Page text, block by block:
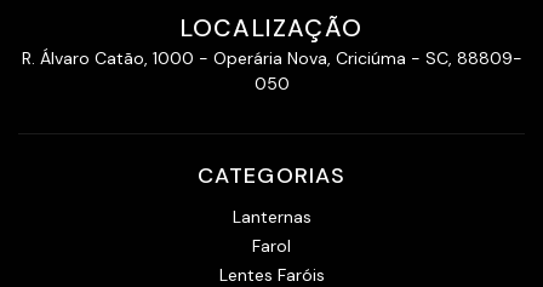
LOCALIZAÇÃO
R. Álvaro Catão, 1000 - Operária Nova, Criciúma - SC, 88809-
050
CATEGORIAS
Lanternas
Farol
Lentes Faróis